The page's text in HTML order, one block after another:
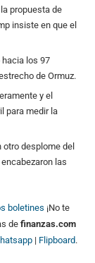
propuesta de
insiste en que el
hacia los 97
de Ormuz.
y el
para medir la
otro desplome del
las
boletines ¡No te
de finanzas.com
| Flipboard.